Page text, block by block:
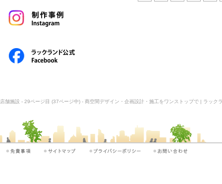
店舗施設 - 29ページ目 (37ページ中) - 商空間デザイン・企画設計・施工をワンストップで | ラック